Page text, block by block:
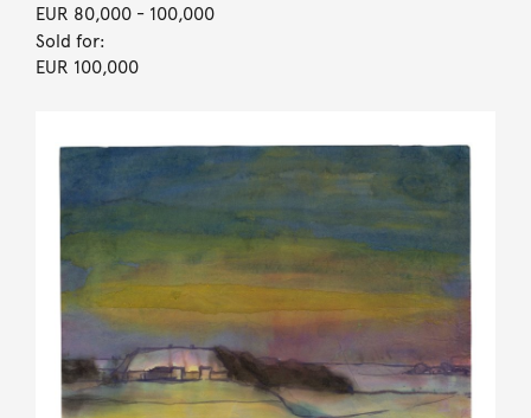
EUR 80,000- 100,000
Sold for:
EUR 100,000